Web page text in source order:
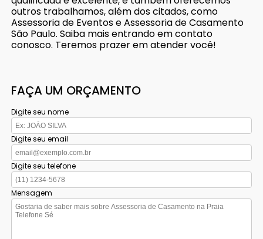
outros trabalhamos, além dos citados, como
Assessoria de Eventos e Assessoria de Casamento
São Paulo. Saiba mais entrando em contato
conosco. Teremos prazer em atender você!
FAÇA UM ORÇAMENTO
Digite seu nome
Digite seu email
Digite seu telefone
Mensagem